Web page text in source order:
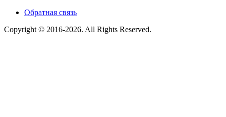
Обратная связь
Copyright © 2016-2026. All Rights Reserved.